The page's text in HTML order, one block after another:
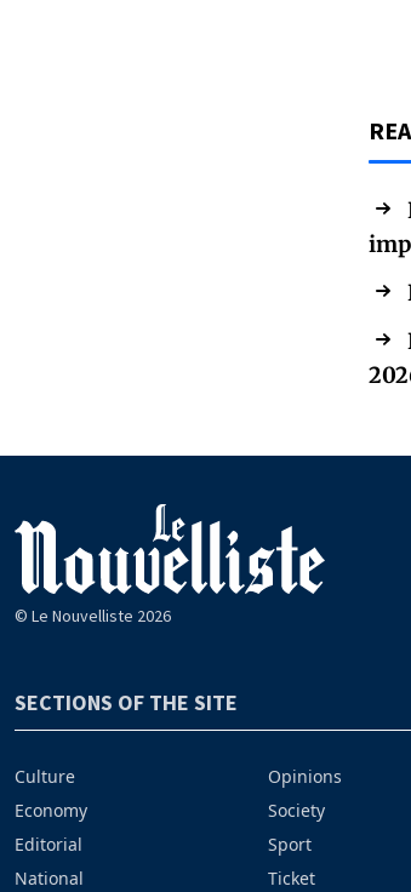
© Le Nouvelliste 2026
SECTIONS OF THE SITE
Culture
Economy
Editorial
National
Opinions
Society
Sport
Ticket